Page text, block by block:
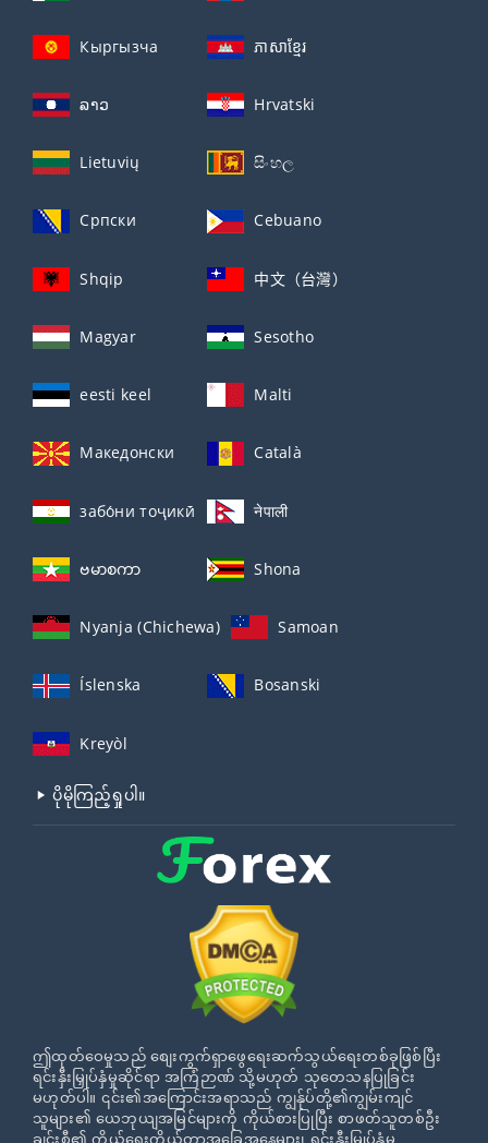
Кыргызча ភាសាខ្មែរ
ລາວ Hrvatski
Lietuvių සිංහල
Српски Cebuano
Shqip 中文（台灣）
Magyar Sesotho
eesti keel Malti
Македонски Català
забо́ни тоҷикӣ́ नेपाली
ဗမာစကာ Shona
Nyanja (Chichewa) Samoan
Íslenska Bosanski
Kreyòl
ပိုမိုကြည့်ရှုပါ။
ဤထုတ်ဝေမှုသည် စျေးကွက်ရှာဖွေရေးဆက်သွယ်ရေးတစ်ခုဖြစ်ပြီး
ရင်းနှီးမြှုပ်နှံမှုဆိုင်ရာ အကြံဉာဏ် သို့မဟုတ် သုတေသနပြုခြင်း
မဟုတ်ပါ။ ၎င်း၏အကြောင်းအရာသည် ကျွန်ုပ်တို့၏ကျွမ်းကျင်
သူများ၏ ယေဘုယျအမြင်များကို ကိုယ်စားပြုပြီး စာဖတ်သူတစ်ဦး
ချင်းစီ၏ ကိုယ်ရေးကိုယ်တာအခြေအနေများ၊ ရင်းနှီးမြှုပ်နှံမှု